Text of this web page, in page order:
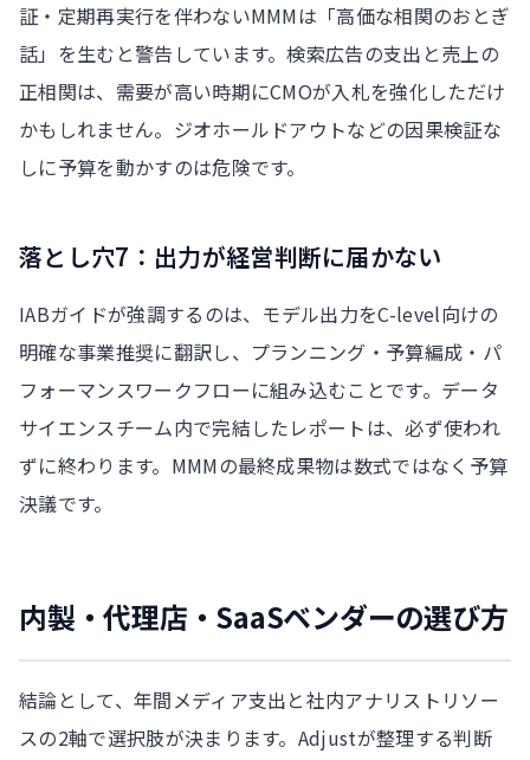
証・定期再実行を伴わないMMMは「高価な相関のおとぎ
話」を生むと警告しています。検索広告の支出と売上の
正相関は、需要が高い時期にCMOが入札を強化しただけ
かもしれません。ジオホールドアウトなどの因果検証な
しに予算を動かすのは危険です。
落とし穴7：出力が経営判断に届かない
IABガイドが強調するのは、モデル出力をC-level向けの
明確な事業推奨に翻訳し、プランニング・予算編成・パ
フォーマンスワークフローに組み込むことです。データ
サイエンスチーム内で完結したレポートは、必ず使われ
ずに終わります。MMMの最終成果物は数式ではなく予算
決議です。
内製・代理店・SaaSベンダーの選び方
結論として、年間メディア支出と社内アナリストリソー
スの2軸で選択肢が決まります。Adjustが整理する判断